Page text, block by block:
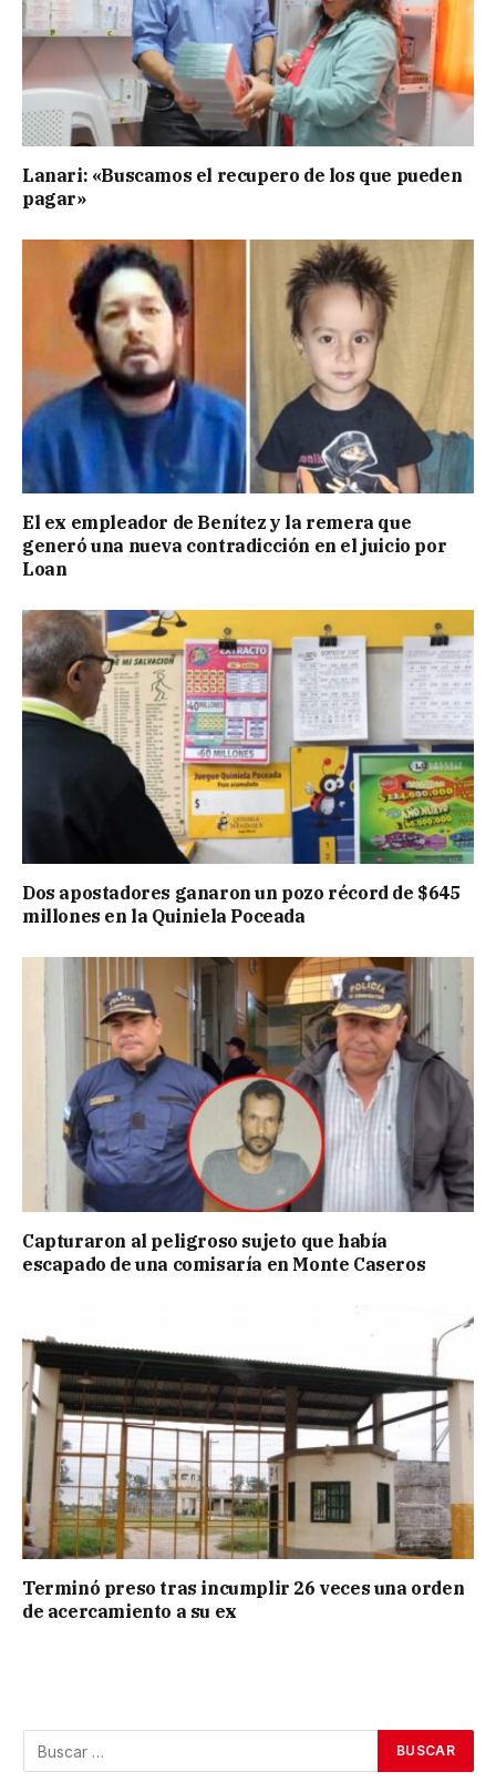
Lanari: «Buscamos el recupero de los que pueden
pagar»
El ex empleador de Benítez y la remera que
generó una nueva contradicción en el juicio por
Loan
Dos apostadores ganaron un pozo récord de $645
millones en la Quiniela Poceada
Capturaron al peligroso sujeto que había
escapado de una comisaría en Monte Caseros
Terminó preso tras incumplir 26 veces una orden
de acercamiento a su ex